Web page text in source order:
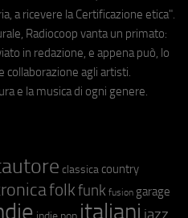
a ricevere la Certificazione etica".
Radiocoop vanta un primato:
in redazione, e appena può, lo
collaborazione agli artisti.
e la musica di ogni genere.
classica country
folkfunk fusion garage
italiani